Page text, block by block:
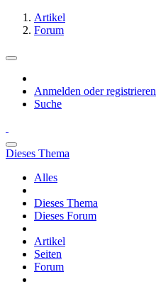
Artikel
Forum
Anmelden oder registrieren
Suche
Dieses Thema
Alles
Dieses Thema
Dieses Forum
Artikel
Seiten
Forum